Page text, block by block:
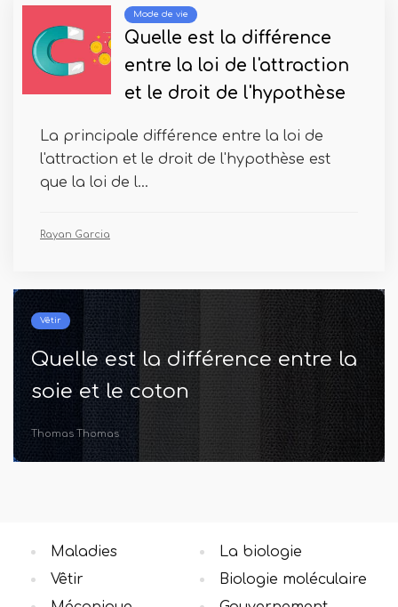
Mode de vie
Quelle est la différence
entre la loi de l'attraction
et le droit de l'hypothèse
La principale différence entre la loi de
l'attraction et le droit de l'hypothèse est
que la loi de l...
Rayan Garcia
Maladies
Quelle est la différence entre la
pancytopénie et la
thrombocytopénie
Mael Colin
Maladies
Vêtir
La biologie
Biologie moléculaire